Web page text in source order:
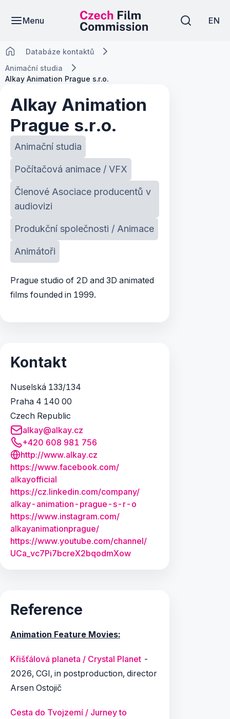
Menu EN
Databáze kontaktů
Animační studia
Alkay Animation Prague s.r.o.
Alkay Animation
Prague s.r.o.
Animační studia
Počítačová animace / VFX
Členové Asociace producentů v
audiovizi
Produkční společnosti / Animace
Animátoři
Prague studio of 2D and 3D animated
films founded in 1999.
Kontakt
Nuselská 133/134
Praha 4 140 00
Czech Republic
alkay@alkay.cz
+420 608 981 756
http://www.alkay.cz
https://www.facebook.com/
alkayofficial
https://cz.linkedin.com/company/
alkay-animation-prague-s-r-o
https://www.instagram.com/
alkayanimationprague/
https://www.youtube.com/channel/
UCa_vc7Pi7bcreX2bqodmXow
Reference
Animation Feature Movies:
Křišťálová planeta / Crystal Planet -
2026, CGI, in postproduction, director
Arsen Ostojič
Cesta do Tvojzemí / Jurney to